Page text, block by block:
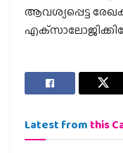
ആവശ്യപ്പെട്ട
Latest from this